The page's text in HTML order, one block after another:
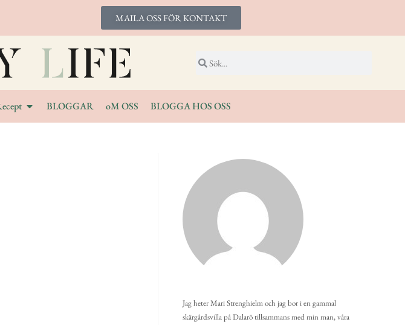
MAILA OSS FÖR KONTAKT
BLOGGAR oM OSS BLOGGA HOS OSS
Jag heter Mari Strenghielm och jag bor i en gammal
skärgårdsvilla på Dalarö tillsammans med min man, våra